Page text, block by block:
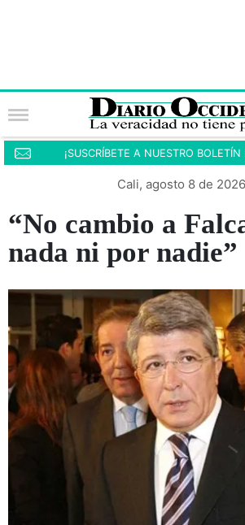
¡SUSCRÍBETE A NUESTRO
Cali, agosto 8 de
“No cambio a
nada ni por nadie”